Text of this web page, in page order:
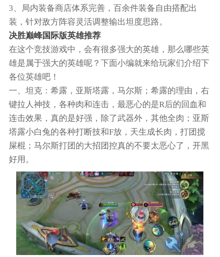
3、局内装备商店体系完善，百余件装备自由搭配出
装，针对敌方阵容灵活调整输出坦度思路。
决胜巅峰国际版英雄推荐
在这个竞技游戏中，会有很多强大的英雄，那么哪些英
雄是属于强大的英雄呢？下面小编就来给玩家们介绍下
各位英雄吧！
一、坦克：希露，亚斯塔露，马尔斯；希露的理由，右
键拉人神技，各种肉和连击，最恶心的是R后的回血和
连击效果，真的是好强，除了武器外，其他全肉；亚斯
塔露小白兔的各种打断技和F放，天生成长肉，打团搅
屎棍；马尔斯打团的大招团控真的不要太恶心了，开黑
好用。